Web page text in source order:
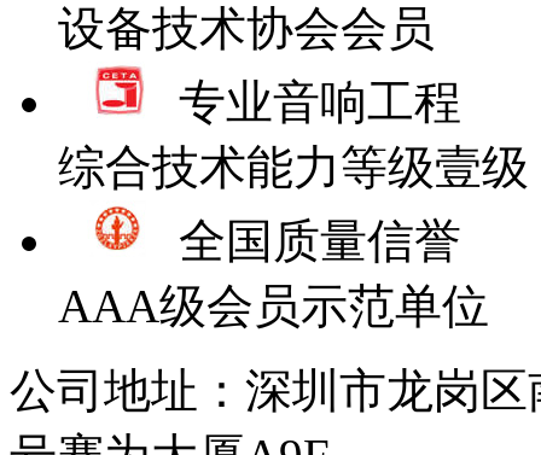
设备技术协会会员
专业音响工程
综合技术能力等级壹级
全国质量信誉
AAA级会员示范单位
公司地址：深圳市龙岗